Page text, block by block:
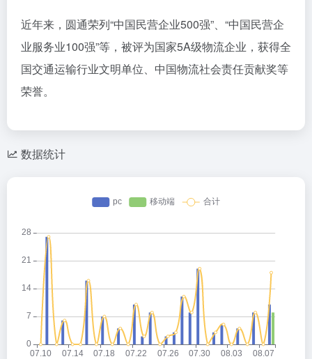
近年来，圆通荣列“中国民营企业500强”、“中国民营企
业服务业100强”等，被评为国家5A级物流企业，获得全
国交通运输行业文明单位、中国物流社会责任贡献奖等
荣誉。
数据统计